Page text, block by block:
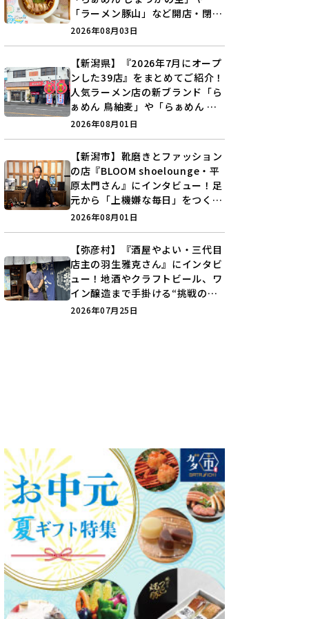
「ラーメン豚山」など開店・閉店
の注目記事をランキングでご紹介
2026年08月03日
【新潟県】『2026年7月にオープ
ンした39店』をまとめてご紹介！
人気ラーメン店の新ブランド「ら
ぁめん 鳥紬麦」や「らぁめん し
ょうがの空」など盛りだくさん♪
2026年08月01日
【新潟市】靴磨きとファッション
の店『BLOOM shoelounge・平
原太門さん』にインタビュー！足
元から「上機嫌な毎日」をつくる
装いの提案とは？
2026年08月01日
【弥彦村】『酒屋やよい・三代目
店主の羽生雅克さん』にインタビ
ュー！地酒やクラフトビール、ワ
イン醸造まで手掛ける“挑戦の歴
史”に迫る♪
2026年07月25日